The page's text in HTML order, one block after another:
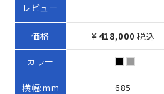
レビュー
価格
カラー
横幅:mm
¥ 418,000 税込
685